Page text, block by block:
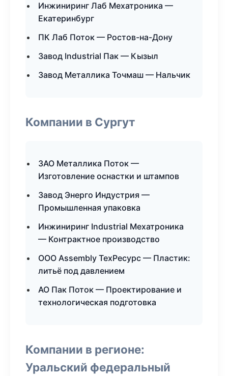
Инжиниринг Лаб Мехатроника —
Екатеринбург
ПК Лаб Поток — Ростов-на-Дону
Завод Industrial Пак — Кызыл
Завод Металлика Точмаш — Нальчик
Компании в Сургут
ЗАО Металлика Поток —
Изготовление оснастки и штампов
Завод Энерго Индустрия —
Промышленная упаковка
Инжиниринг Industrial Мехатроника
— Контрактное производство
ООО Assembly ТехРесурс — Пластик:
литьё под давлением
АО Пак Поток — Проектирование и
технологическая подготовка
Компании в регионе:
Уральский федеральный